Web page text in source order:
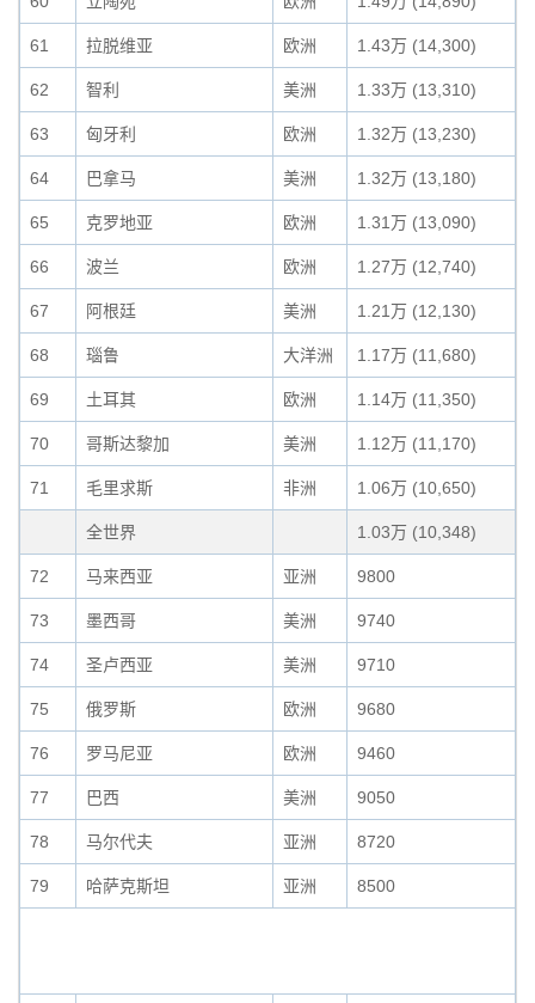
61 拉脱维亚 欧洲 1.43万 (14,300)
62 智利 美洲 1.33万 (13,310)
63 匈牙利 欧洲 1.32万 (13,230)
64 巴拿马 美洲 1.32万 (13,180)
65 克罗地亚 欧洲 1.31万 (13,090)
66 波兰 欧洲 1.27万 (12,740)
67 阿根廷 美洲 1.21万 (12,130)
68 瑙鲁 大洋洲 1.17万 (11,680)
69 土耳其 欧洲 1.14万 (11,350)
70 哥斯达黎加 美洲 1.12万 (11,170)
71 毛里求斯 非洲 1.06万 (10,650)
全世界 1.03万 (10,348)
72 马来西亚 亚洲 9800
73 墨西哥 美洲 9740
74 圣卢西亚 美洲 9710
75 俄罗斯 欧洲 9680
76 罗马尼亚 欧洲 9460
77 巴西 美洲 9050
78 马尔代夫 亚洲 8720
79 哈萨克斯坦 亚洲 8500